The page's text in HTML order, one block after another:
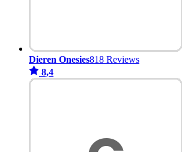
Dieren Onesies818 Reviews
8,4